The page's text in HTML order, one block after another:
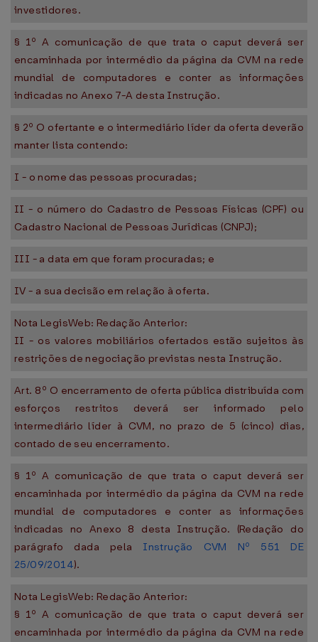
investidores.
§ 1º A comunicação de que trata o caput deverá ser
encaminhada por intermédio da página da CVM na rede
mundial de computadores e conter as informações
indicadas no Anexo 7-A desta Instrução.
§ 2º O ofertante e o intermediário líder da oferta deverão
manter lista contendo:
I - o nome das pessoas procuradas;
II - o número do Cadastro de Pessoas Físicas (CPF) ou
Cadastro Nacional de Pessoas Jurídicas (CNPJ);
III - a data em que foram procuradas; e
IV - a sua decisão em relação à oferta.
Nota LegisWeb: Redação Anterior:
II - os valores mobiliários ofertados estão sujeitos às
restrições de negociação previstas nesta Instrução.
Art. 8º O encerramento de oferta pública distribuída com
esforços restritos deverá ser informado pelo
intermediário líder à CVM, no prazo de 5 (cinco) dias,
contado de seu encerramento.
§ 1º A comunicação de que trata o caput deverá ser
encaminhada por intermédio da página da CVM na rede
mundial de computadores e conter as informações
indicadas no Anexo 8 desta Instrução. (Redação do
parágrafo dada pela Instrução CVM Nº 551 DE
25/09/2014).
Nota LegisWeb: Redação Anterior:
§ 1º A comunicação de que trata o caput deverá ser
encaminhada por intermédio da página da CVM na rede